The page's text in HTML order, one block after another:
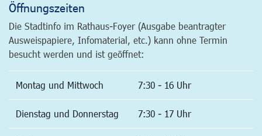
Öffnungszeiten
Die Stadtinfo im Rathaus-Foyer (Ausgabe beantragter
Ausweispapiere, Infomaterial, etc.) kann ohne Termin
besucht werden und ist geöffnet:
Montag und Mittwoch 7:30 - 16 Uhr
Dienstag und Donnerstag 7:30 - 17 Uhr